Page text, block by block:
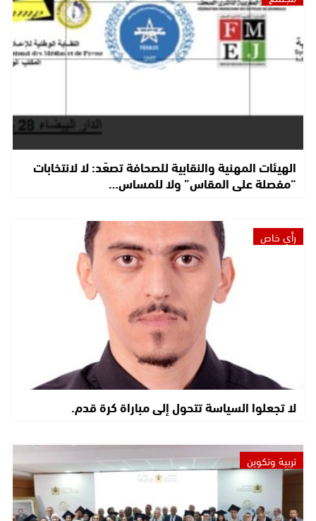
الهيئات المهنية والنقابية للصحافة تصعّد: لا لانتخابات
“مفصلة على المقاس” ولا للمساس…
رأي خاص
لا تجعلوا السياسة تتحول إلى مباراة كرة قدم.
تربية وتكوين